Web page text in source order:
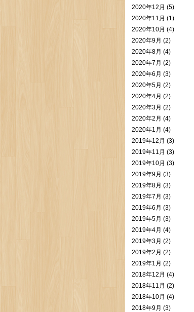
2020年12月 (5)
2020年11月 (1)
2020年10月 (4)
2020年9月 (2)
2020年8月 (4)
2020年7月 (2)
2020年6月 (3)
2020年5月 (2)
2020年4月 (2)
2020年3月 (2)
2020年2月 (4)
2020年1月 (4)
2019年12月 (3)
2019年11月 (3)
2019年10月 (3)
2019年9月 (3)
2019年8月 (3)
2019年7月 (3)
2019年6月 (3)
2019年5月 (3)
2019年4月 (4)
2019年3月 (2)
2019年2月 (2)
2019年1月 (2)
2018年12月 (4)
2018年11月 (2)
2018年10月 (4)
2018年9月 (3)